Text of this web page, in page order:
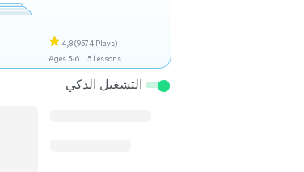
4,8(9574 Plays)
Ages 5-6 | 5 Lessons